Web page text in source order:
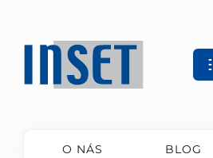
obsah
O NÁS BLOG